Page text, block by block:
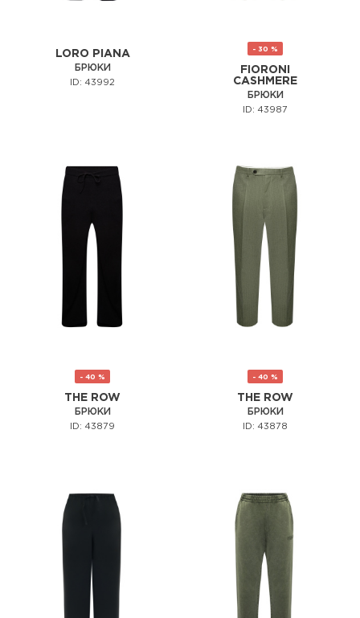
LORO PIANA
БРЮКИ
ID: 43992
- 30 %
FIORONI
CASHMERE
БРЮКИ
ID: 43987
- 40 %
THE ROW
БРЮКИ
ID: 43879
- 40 %
THE ROW
БРЮКИ
ID: 43878